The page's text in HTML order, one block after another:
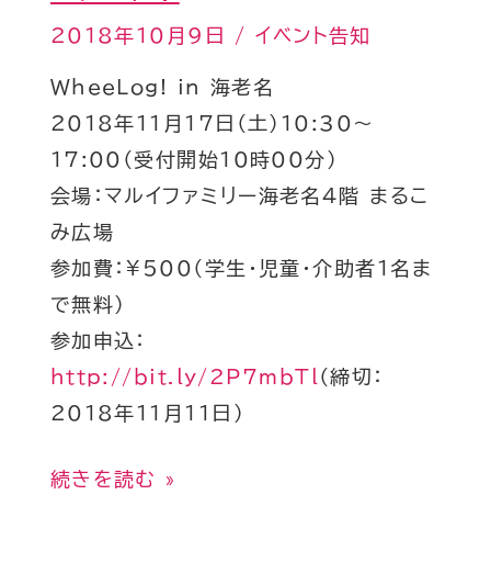
2018年10月9日 /イベント告知
WheeLog! in 海老名
2018年11月17日（土）10:30～
17:00（受付開始10時00分）
会場：マルイファミリー海老名4階 まるこ
み広場
参加費：¥500（学生・児童・介助者1名ま
で無料）
参加申込：
http://bit.ly/2P7mbTl
（締切：
2018年11月11日）
続きを読む »